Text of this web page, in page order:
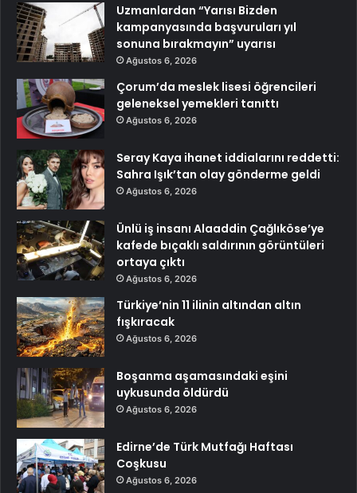
Uzmanlardan “Yarısı Bizden
kampanyasında başvuruları yıl
sonuna bırakmayın” uyarısı
Ağustos 6, 2026
Çorum’da meslek lisesi öğrencileri
geleneksel yemekleri tanıttı
Ağustos 6, 2026
Seray Kaya ihanet iddialarını reddetti:
Sahra Işık’tan olay gönderme geldi
Ağustos 6, 2026
Ünlü iş insanı Alaaddin Çağlıköse’ye
kafede bıçaklı saldırının görüntüleri
ortaya çıktı
Ağustos 6, 2026
Türkiye’nin 11 ilinin altından altın
fışkıracak
Ağustos 6, 2026
Boşanma aşamasındaki eşini
uykusunda öldürdü
Ağustos 6, 2026
Edirne’de Türk Mutfağı Haftası
Coşkusu
Ağustos 6, 2026